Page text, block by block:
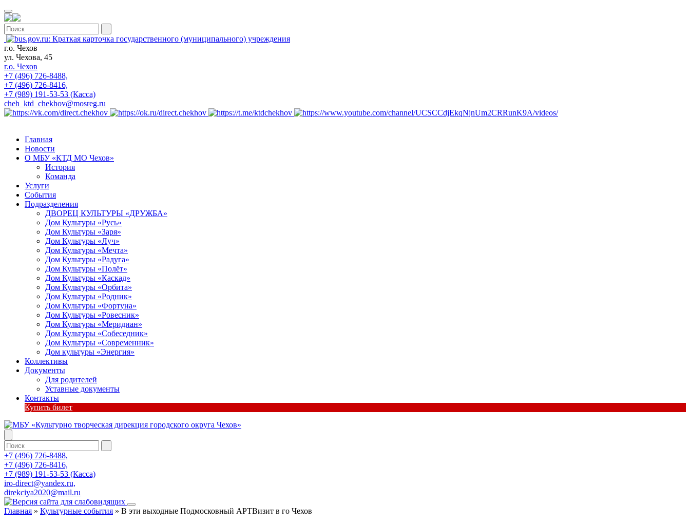
г.о. Чехов
ул. Чехова, 45
г.о. Чехов
+7 (496) 726-8488,
+7 (496) 726-8416,
+7 (989) 191-53-53 (Касса)
cheh_ktd_chekhov@mosreg.ru
Главная
Новости
О МБУ «КТД МО Чехов»
История
Команда
Услуги
События
Подразделения
ДВОРЕЦ КУЛЬТУРЫ «ДРУЖБА»
Дом Культуры «Русь»
Дом Культуры «Заря»
Дом Культуры «Луч»
Дом Культуры «Мечта»
Дом Культуры «Радуга»
Дом Культуры «Полёт»
Дом Культуры «Каскад»
Дом Культуры «Орбита»
Дом Культуры «Родник»
Дом Культуры «Фортуна»
Дом Культуры «Ровесник»
Дом Культуры «Меридиан»
Дом Культуры «Собеседник»
Дом Культуры «Современник»
Дом культуры «Энергия»
Коллективы
Документы
Для родителей
Уставные документы
Контакты
Купить билет
+7 (496) 726-8488,
+7 (496) 726-8416,
+7 (989) 191-53-53 (Касса)
iro-direct@yandex.ru,
direkciya2020@mail.ru
Главная » Культурные события » В эти выходные Подмосковный АРТВизит в го Чехов